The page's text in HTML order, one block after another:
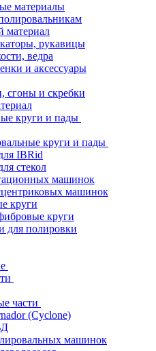
материалы
материал
рукавицы
ведра
и аксессуары
сгоны и скребки
круги и пады
круги и пады
IBRid
стекол
машинок
машинок
круги
круги
для полировки
части
(Cyclone)
машинок